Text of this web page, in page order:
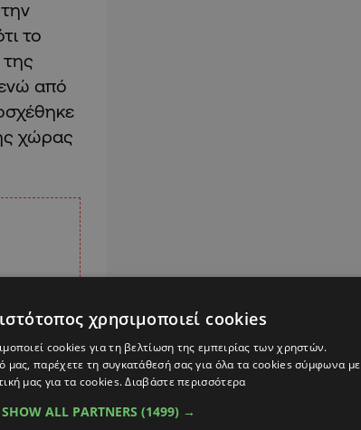
το
από
χώρας
χρησιμοποιεί cookies
cookies για τη βελτίωση της εμπειρίας των χρηστών.
μας, παρέχετε τη συγκατάθεσή σας για όλα τα cookies σύμφωνα με
μας για τα cookies.Διαβάστε περισσότερα
SHOW ALL PARTNERS (1499) →